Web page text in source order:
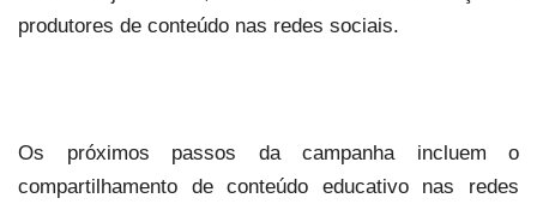
produtores de conteúdo nas redes sociais.
Os próximos passos da campanha incluem o
compartilhamento de conteúdo educativo nas redes